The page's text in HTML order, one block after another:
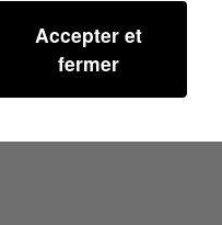
Accepter et
fermer